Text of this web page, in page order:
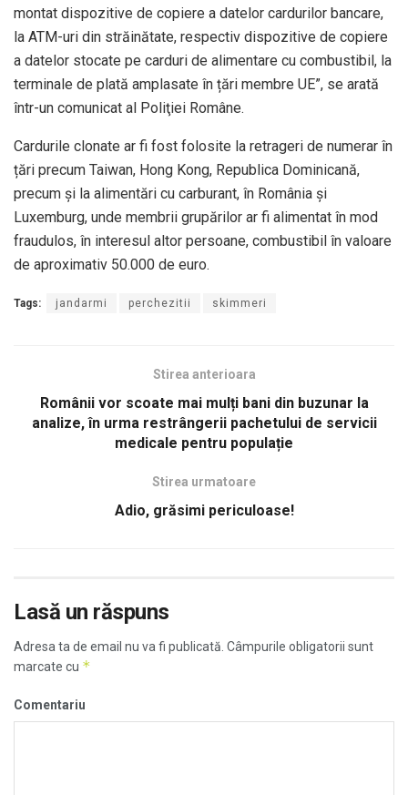
montat dispozitive de copiere a datelor cardurilor bancare,
la ATM-uri din străinătate, respectiv dispozitive de copiere
a datelor stocate pe carduri de alimentare cu combustibil, la
terminale de plată amplasate în țări membre UE”, se arată
într-un comunicat al Poliţiei Române.
Cardurile clonate ar fi fost folosite la retrageri de numerar în
țări precum Taiwan, Hong Kong, Republica Dominicană,
precum și la alimentări cu carburant, în România și
Luxemburg, unde membrii grupărilor ar fi alimentat în mod
fraudulos, în interesul altor persoane, combustibil în valoare
de aproximativ 50.000 de euro.
Tags: jandarmi perchezitii skimmeri
Stirea anterioara
Românii vor scoate mai mulți bani din buzunar la
analize, în urma restrângerii pachetului de servicii
medicale pentru populație
Stirea urmatoare
Adio, grăsimi periculoase!
Lasă un răspuns
Adresa ta de email nu va fi publicată. Câmpurile obligatorii sunt
marcate cu *
Comentariu